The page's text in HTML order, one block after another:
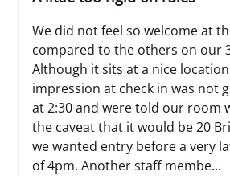
We did not feel so welcome at
compared to the others on our
Although it sits at a nice
impression at check in was not
at 2:30 and were told our room
the caveat that it would be 20
we wanted entry before a very
of 4pm. Another staff membe...